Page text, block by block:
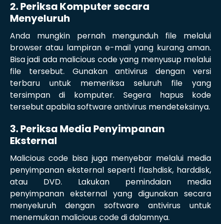
2. Periksa Komputer secara
Menyeluruh
Anda mungkin pernah mengunduh file melalui
browser atau lampiran e-mail yang kurang aman.
Bisa jadi ada malicious code yang menyusup melalui
file tersebut. Gunakan antivirus dengan versi
terbaru untuk memeriksa seluruh file yang
tersimpan di komputer. Segera hapus kode
tersebut apabila software antivirus mendeteksinya.
3. Periksa Media Penyimpanan
Eksternal
Malicious code bisa juga menyebar melalui media
penyimpanan eksternal seperti flashdisk, harddisk,
atau DVD. Lakukan pemindaian media
penyimpanan eksternal yang digunakan secara
menyeluruh dengan software antivirus untuk
menemukan malicious code di dalamnya.